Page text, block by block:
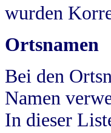
wurden
Ortsnamen
Bei den
Namen
In dieser